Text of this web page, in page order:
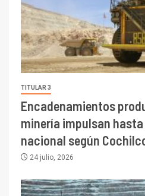
TITULAR 3
Encadenamientos
minería impulsan hasta
nacional según
24 julio, 2026